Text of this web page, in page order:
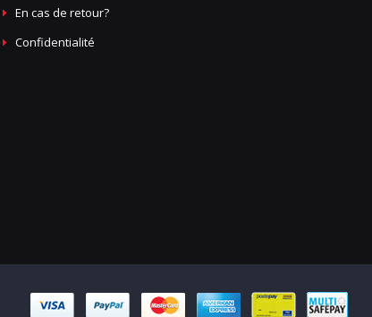
En cas de retour?
Confidentialité